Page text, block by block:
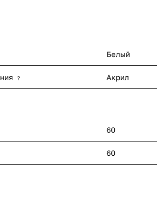
Белый
? Акрил
60
60